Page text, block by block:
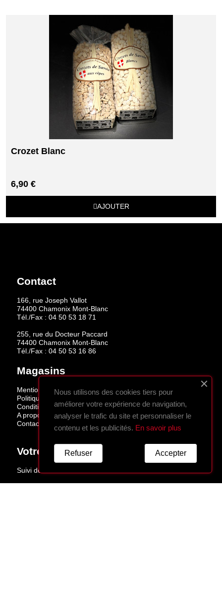
Crozet Blanc
6,90 €
AJOUTER
Contact
166, rue Joseph Vallot
74400 Chamonix Mont-Blanc
Tél./Fax : 04 50 53 18 71
255, rue du Docteur Paccard
74400 Chamonix Mont-Blanc
Tél./Fax : 04 50 53 16 86
Magasins
Mentions légales
Politique de confidentialité
Conditions de vente
A propos
Contactez-nous
Votre Compte
Suivi de commande
Nous utilisons des cookies tiers pour
améliorer votre expérience de navigation,
analyser le trafic du site et personnaliser le
contenu et les publicités. En savoir plus
Accepter
Refuser